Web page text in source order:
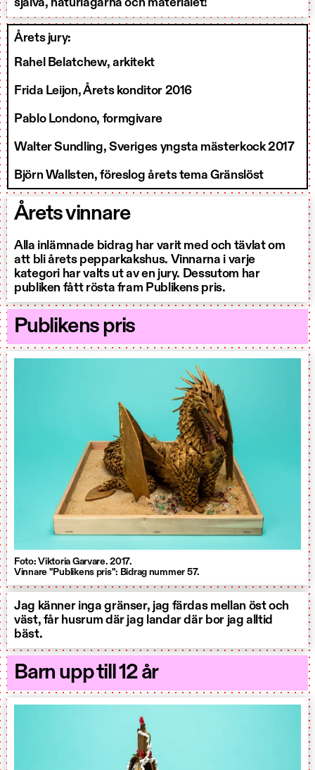
själva, naturlagarna och materialet!
Årets jury:
Rahel Belatchew, arkitekt
Frida Leijon, Årets konditor 2016
Pablo Londono, formgivare
Walter Sundling, Sveriges yngsta mästerkock 2017
Björn Wallsten, föreslog årets tema Gränslöst
Årets vinnare
Alla inlämnade bidrag har varit med och tävlat om
att bli årets pepparkakshus. Vinnarna i varje
kategori har valts ut av en jury. Dessutom har
publiken fått rösta fram Publikens pris.
Publikens pris
Foto: Viktoria Garvare. 2017.
Vinnare "Publikens pris": Bidrag nummer 57.
Jag känner inga gränser, jag färdas mellan öst och
väst, får husrum där jag landar där bor jag alltid
bäst.
Barn upp till 12 år